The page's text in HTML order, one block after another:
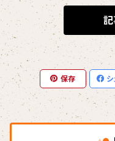
BLONDnewHALF
Blondy
BOAR HUNTER
bud&harbor
記
保存